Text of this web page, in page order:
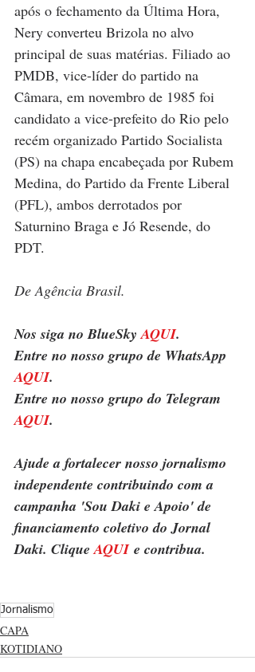
após o fechamento da Última Hora,
Nery converteu Brizola no alvo
principal de suas matérias. Filiado ao
PMDB, vice-líder do partido na
Câmara, em novembro de 1985 foi
candidato a vice-prefeito do Rio pelo
recém organizado Partido Socialista
(PS) na chapa encabeçada por Rubem
Medina, do Partido da Frente Liberal
(PFL), ambos derrotados por
Saturnino Braga e Jó Resende, do
PDT.
De Agência Brasil.
Nos siga no BlueSky AQUI.
Entre no nosso grupo de WhatsApp
AQUI.
Entre no nosso grupo do Telegram
AQUI.
Ajude a fortalecer nosso jornalismo
independente contribuindo com a
campanha 'Sou Daki e Apoio' de
financiamento coletivo do Jornal
Daki. Clique AQUI e contribua.
Jornalismo
CAPA
KOTIDIANO